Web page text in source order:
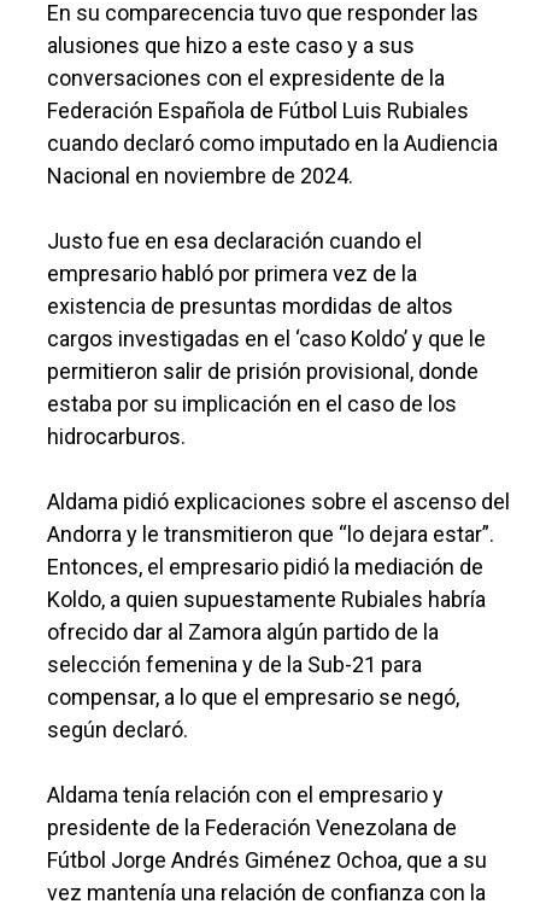
En su comparecencia tuvo que responder las
alusiones que hizo a este caso y a sus
conversaciones con el expresidente de la
Federación Española de Fútbol Luis Rubiales
cuando declaró como imputado en la Audiencia
Nacional en noviembre de 2024.
Justo fue en esa declaración cuando el
empresario habló por primera vez de la
existencia de presuntas mordidas de altos
cargos investigadas en el ‘caso Koldo’ y que le
permitieron salir de prisión provisional, donde
estaba por su implicación en el caso de los
hidrocarburos.
Aldama pidió explicaciones sobre el ascenso del
Andorra y le transmitieron que “lo dejara estar”.
Entonces, el empresario pidió la mediación de
Koldo, a quien supuestamente Rubiales habría
ofrecido dar al Zamora algún partido de la
selección femenina y de la Sub-21 para
compensar, a lo que el empresario se negó,
según declaró.
Aldama tenía relación con el empresario y
presidente de la Federación Venezolana de
Fútbol Jorge Andrés Giménez Ochoa, que a su
vez mantenía una relación de confianza con la